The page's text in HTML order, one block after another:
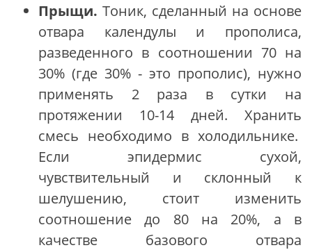
Прыщи. Тоник, сделанный на основе
отвара календулы и прополиса,
разведенного в соотношении 70 на
30% (где 30% - это прополис), нужно
применять 2 раза в сутки на
протяжении 10-14 дней. Хранить
смесь необходимо в холодильнике.
Если эпидермис сухой,
чувствительный и склонный к
шелушению, стоит изменить
соотношение до 80 на 20%, а в
качестве базового отвара